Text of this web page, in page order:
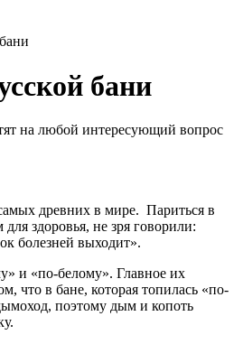
бани
на любой интересующий вопрос
древних в мире. Париться в
здоровья, не зря говорили:
болезней выходит».
и «по-белому». Главное их
что в бане, которая топилась «по-
поэтому дым и копоть